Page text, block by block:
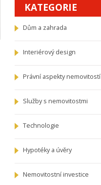
KATEGORIE
Dům a zahrada
Interiérový design
Právní aspekty nemovitostí
Služby s nemovitostmi
Technologie
Hypotéky a úvěry
Nemovitostní investice